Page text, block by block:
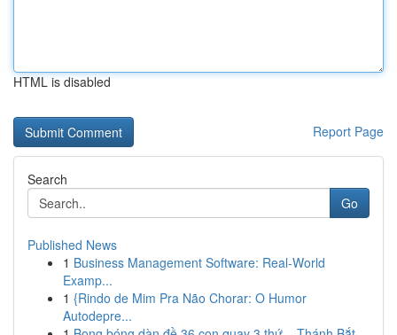
HTML is disabled
Report Page
Search
Go
Published News
1 Business Management Software: Real-World
Examp...
1 {Rindo de Mim Pra Não Chorar: O Humor
Autodepre...